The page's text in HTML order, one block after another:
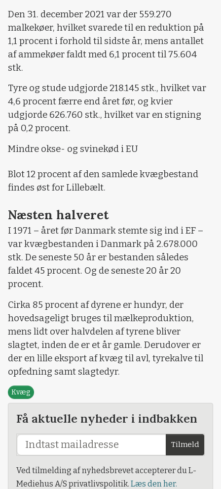
Den 31. december 2021 var der 559.270
malkekøer, hvilket svarede til en reduktion på
1,1 procent i forhold til sidste år, mens antallet
af ammekøer faldt med 6,1 procent til 75.604
stk.
Tyre og stude udgjorde 218.145 stk., hvilket var
4,6 procent færre end året før, og kvier
udgjorde 626.760 stk., hvilket var en stigning
på 0,2 procent.
Mindre okse- og svinekød i EU
Blot 12 procent af den samlede kvægbestand
findes øst for Lillebælt.
Næsten halveret
I 1971 – året før Danmark stemte sig ind i EF –
var kvægbestanden i Danmark på 2.678.000
stk. De seneste 50 år er bestanden således
faldet 45 procent. Og de seneste 20 år 20
procent.
Cirka 85 procent af dyrene er hundyr, der
hovedsageligt bruges til mælkeproduktion,
mens lidt over halvdelen af tyrene bliver
slagtet, inden de er et år gamle. Derudover er
der en lille eksport af kvæg til avl, tyrekalve til
opfedning samt slagtedyr.
Kvæg
Få aktuelle nyheder i indbakken
Tilmeld
Ved tilmelding af nyhedsbrevet accepterer du L-
Mediehus A/S privatlivspolitik. Læs den her.